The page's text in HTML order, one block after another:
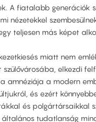
A fiatalabb generációk
nézetekkel
teljesen más képet
miatt nem
elkezdi
amnéziája a modern
és ezért
és polgártársaikkal
tudatlanság